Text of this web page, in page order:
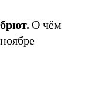
О чём